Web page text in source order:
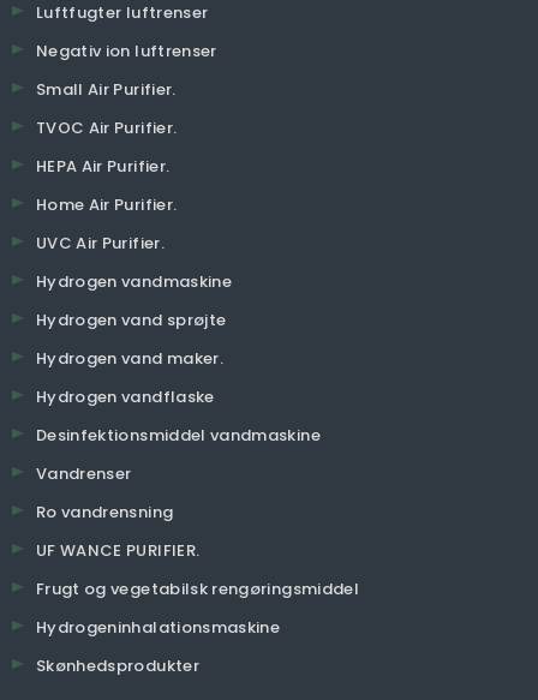
Luftfugter luftrenser
Negativ ion luftrenser
Small Air Purifier.
TVOC Air Purifier.
HEPA Air Purifier.
Home Air Purifier.
UVC Air Purifier.
Hydrogen vandmaskine
Hydrogen vand sprøjte
Hydrogen vand maker.
Hydrogen vandflaske
Desinfektionsmiddel vandmaskine
Vandrenser
Ro vandrensning
UF WANCE PURIFIER.
Frugt og vegetabilsk rengøringsmiddel
Hydrogeninhalationsmaskine
Skønhedsprodukter